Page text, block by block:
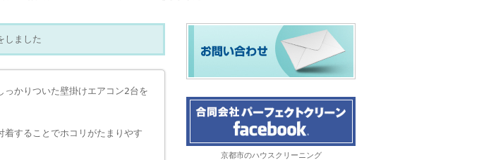
しました
っかりついた壁掛けエアコン2台を
着することでホコリがたまりやす
京都市のハウスクリーニング